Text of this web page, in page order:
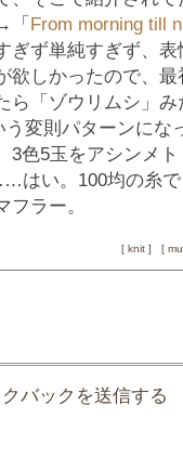
「 From morning till
ぎず単純すぎず、
欲しかったので、
ら「ゾウリムシ」
変則パターンにな
3色5玉をアシンメ
はい。100均の糸
ラー。
[ knit ] [
バックを送信する